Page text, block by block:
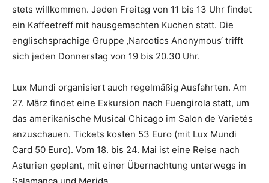
stets willkommen. Jeden Freitag von 11 bis 13 Uhr findet
ein Kaffeetreff mit hausgemachten Kuchen statt. Die
englischsprachige Gruppe ‚Narcotics Anonymous‘ trifft
sich jeden Donnerstag von 19 bis 20.30 Uhr.
Lux Mundi organisiert auch regelmäßig Ausfahrten. Am
27. März findet eine Exkursion nach Fuengirola statt, um
das amerikanische Musical Chicago im Salon de Varietés
anzuschauen. Tickets kosten 53 Euro (mit Lux Mundi
Card 50 Euro). Vom 18. bis 24. Mai ist eine Reise nach
Asturien geplant, mit einer Übernachtung unterwegs in
Salamanca und Merida.